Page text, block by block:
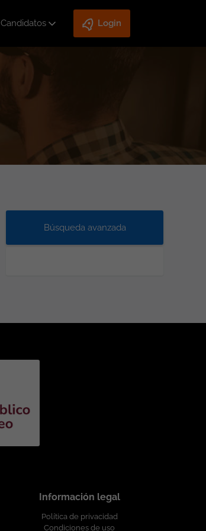
Candidatos Login
Búsqueda avanzada
Información legal
Política de privacidad
Condiciones de uso